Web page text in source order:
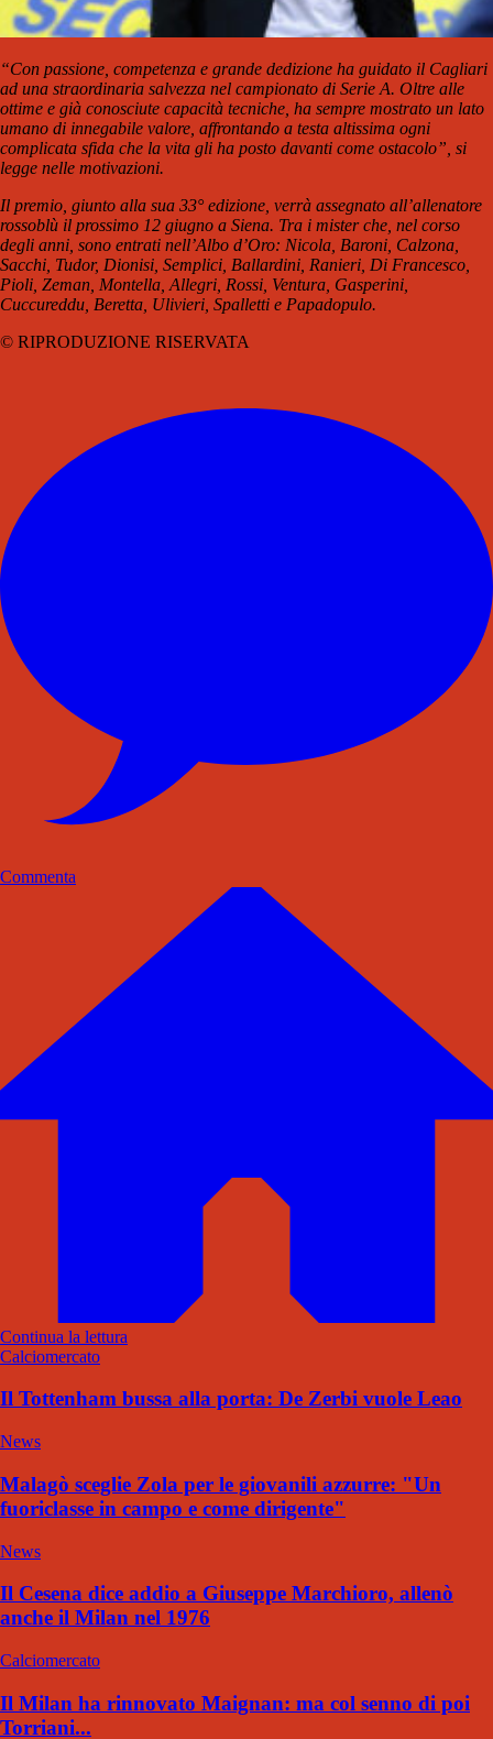
“Con passione, competenza e grande dedizione ha guidato il Cagliari
ad una straordinaria salvezza nel campionato di Serie A. Oltre alle
ottime e già conosciute capacità tecniche, ha sempre mostrato un lato
umano di innegabile valore, affrontando a testa altissima ogni
complicata sfida che la vita gli ha posto davanti come ostacolo”, si
legge nelle motivazioni.
Il premio, giunto alla sua 33° edizione, verrà assegnato all’allenatore
rossoblù il prossimo 12 giugno a Siena. Tra i mister che, nel corso
degli anni, sono entrati nell’Albo d’Oro: Nicola, Baroni, Calzona,
Sacchi, Tudor, Dionisi, Semplici, Ballardini, Ranieri, Di Francesco,
Pioli, Zeman, Montella, Allegri, Rossi, Ventura, Gasperini,
Cuccureddu, Beretta, Ulivieri, Spalletti e Papadopulo.
© RIPRODUZIONE RISERVATA
Commenta
Continua la lettura
Calciomercato
Il Tottenham bussa alla porta: De Zerbi vuole Leao
News
Malagò sceglie Zola per le giovanili azzurre: "Un
fuoriclasse in campo e come dirigente"
News
Il Cesena dice addio a Giuseppe Marchioro, allenò
anche il Milan nel 1976
Calciomercato
Il Milan ha rinnovato Maignan: ma col senno di poi
Torriani...